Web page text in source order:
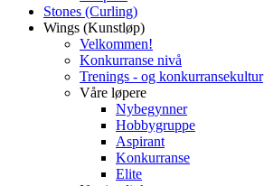
Stones (Curling)
Wings (Kunstløp)
Velkommen!
Konkurranse nivå
Trenings - og konkurransekultur
Våre løpere
Nybegynner
Hobbygruppe
Aspirant
Konkurranse
Elite